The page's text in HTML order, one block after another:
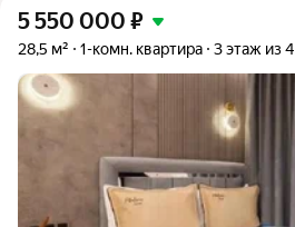
5 550 000 ₽
28,5 м² 1-комн. квартира 3 этаж из 4